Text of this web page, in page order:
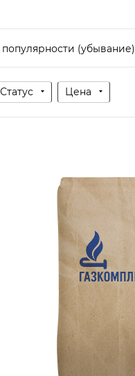
(убывание)
Статус Цена